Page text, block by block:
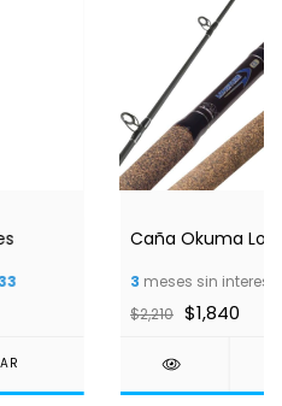
Caña Okuma
3 meses sin
$2,210 $1,840